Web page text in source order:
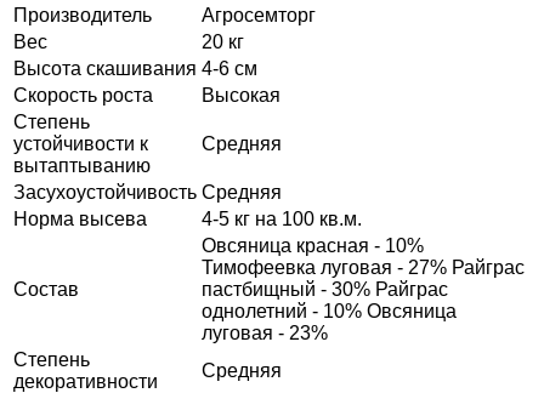
Производитель
Агросемторг
Вес
20 кг
Высота скашивания 4-6 см
Скорость роста
Высокая
Степень
устойчивости к
вытаптыванию
Средняя
Засухоустойчивость Средняя
Норма высева
4-5 кг на 100 кв.м.
Состав
Овсяница красная - 10%
Тимофеевка луговая - 27% Райграс
пастбищный - 30% Райграс
однолетний - 10% Овсяница
луговая - 23%
Степень
декоративности
Средняя